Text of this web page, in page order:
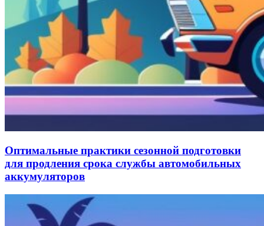
Оптимальные практики сезонной подготовки
для продления срока службы автомобильных
аккумуляторов